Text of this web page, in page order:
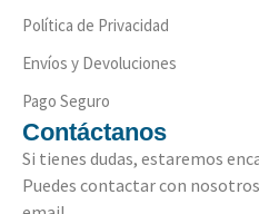
Política de Privacidad
Envíos y Devoluciones
Pago Seguro
Contáctanos
Si tienes dudas, estaremos
Puedes contactar con